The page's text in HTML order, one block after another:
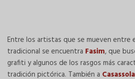
Entre los artistas que se mueven entre
tradicional se encuentra Fasim, que
grafiti y algunos de los rasgos más
tradición pictórica. También a Casassola